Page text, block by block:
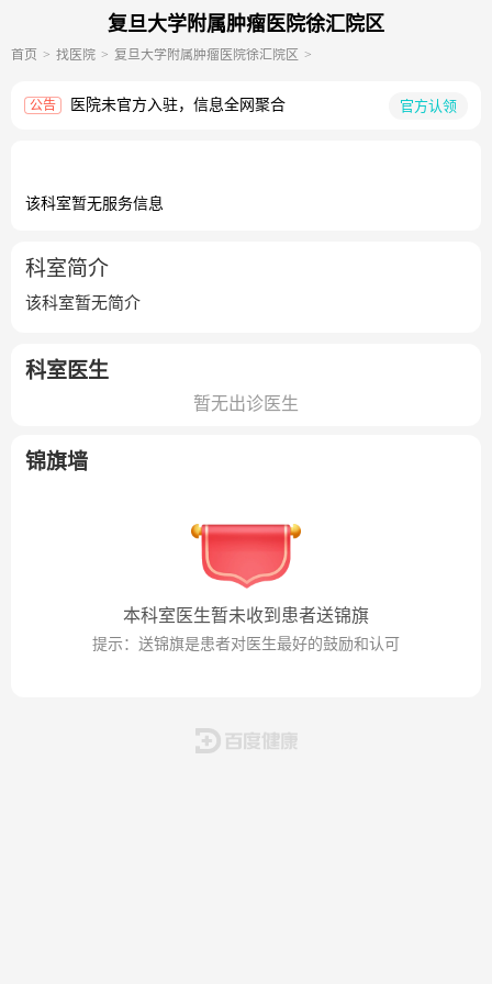
复旦大学附属肿瘤医院徐汇院区
首页 找医院 复旦大学附属肿瘤医院徐汇院区
公告 医院未官方入驻，信息全网聚合 官方认领
该科室暂无服务信息
科室简介
该科室暂无简介
科室医生
暂无出诊医生
锦旗墙
本科室医生暂未收到患者送锦旗
提示：送锦旗是患者对医生最好的鼓励和认可